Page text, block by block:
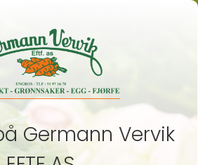
Germann Vervik